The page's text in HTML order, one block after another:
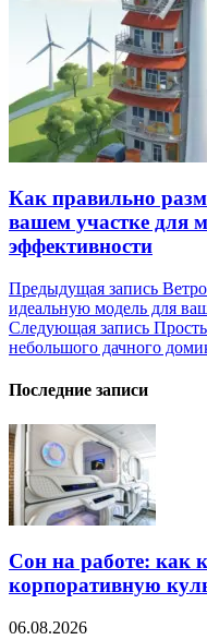
Как правильно
вашем участке для
эффективности
Навигация
по
записям
Предыдущая запись
идеальную модель для
Следующая запись
небольшого дачного
Последние записи
Сон на работе: как
корпоративную
06.08.2026